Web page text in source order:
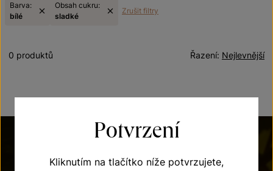
Barva:
bílé
Obsah cukru:
sladké
Zrušit filtry
Nejlevnější
Řazení:
0 produktů
Potvrzení
Kliknutím na tlačítko níže potvrzujete,